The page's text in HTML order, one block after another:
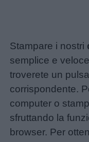
Stampare i nostri
semplice e
troverete un
corrispondente.
computer o
sfruttando la
browser. Per